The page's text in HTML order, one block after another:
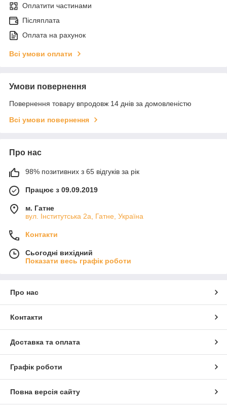
Оплатити частинами
Післяплата
Оплата на рахунок
Всі умови оплати
Умови повернення
Повернення товару впродовж 14 днів за домовленістю
Всі умови повернення
Про нас
98% позитивних з 65 відгуків за рік
Працює з 09.09.2019
м. Гатне
вул. Інститутська 2а, Гатне, Україна
Контакти
Сьогодні вихідний
Показати весь графік роботи
Про нас
Контакти
Доставка та оплата
Графік роботи
Повна версія сайту